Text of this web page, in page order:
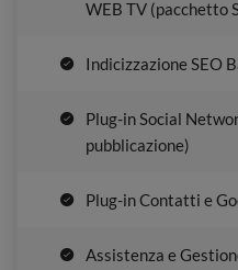
WEB TV (pacchetto
Indicizzazione SEO
Plug-in Social
pubblicazione)
Plug-in Contatti e
Assistenza e